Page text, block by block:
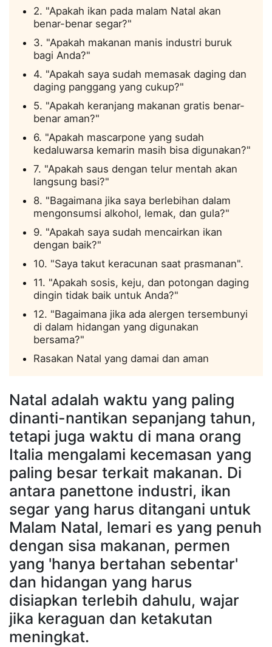
2. "Apakah ikan pada malam Natal akan
benar-benar segar?"
3. "Apakah makanan manis industri buruk
bagi Anda?"
4. "Apakah saya sudah memasak daging dan
daging panggang yang cukup?"
5. "Apakah keranjang makanan gratis benar-
benar aman?"
6. "Apakah mascarpone yang sudah
kedaluwarsa kemarin masih bisa digunakan?"
7. "Apakah saus dengan telur mentah akan
langsung basi?"
8. "Bagaimana jika saya berlebihan dalam
mengonsumsi alkohol, lemak, dan gula?"
9. "Apakah saya sudah mencairkan ikan
dengan baik?"
10. "Saya takut keracunan saat prasmanan".
11. "Apakah sosis, keju, dan potongan daging
dingin tidak baik untuk Anda?"
12. "Bagaimana jika ada alergen tersembunyi
di dalam hidangan yang digunakan
bersama?"
Rasakan Natal yang damai dan aman
Natal adalah waktu yang paling
dinanti-nantikan sepanjang tahun,
tetapi juga waktu di mana orang
Italia mengalami kecemasan yang
paling besar terkait makanan. Di
antara panettone industri, ikan
segar yang harus ditangani untuk
Malam Natal, lemari es yang penuh
dengan sisa makanan, permen
yang 'hanya bertahan sebentar'
dan hidangan yang harus
disiapkan terlebih dahulu, wajar
jika keraguan dan ketakutan
meningkat.